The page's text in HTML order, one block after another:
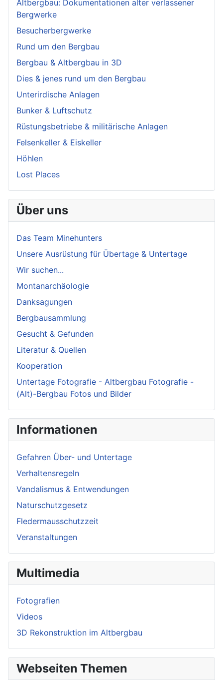
Altbergbau: Dokumentationen alter verlassener
Bergwerke
Besucherbergwerke
Rund um den Bergbau
Bergbau & Altbergbau in 3D
Dies & jenes rund um den Bergbau
Unterirdische Anlagen
Bunker & Luftschutz
Rüstungsbetriebe & militärische Anlagen
Felsenkeller & Eiskeller
Höhlen
Lost Places
Über uns
Das Team Minehunters
Unsere Ausrüstung für Übertage & Untertage
Wir suchen...
Montanarchäologie
Danksagungen
Bergbausammlung
Gesucht & Gefunden
Literatur & Quellen
Kooperation
Untertage Fotografie - Altbergbau Fotografie -
(Alt)-Bergbau Fotos und Bilder
Informationen
Gefahren Über- und Untertage
Verhaltensregeln
Vandalismus & Entwendungen
Naturschutzgesetz
Fledermausschutzzeit
Veranstaltungen
Multimedia
Fotografien
Videos
3D Rekonstruktion im Altbergbau
Webseiten Themen